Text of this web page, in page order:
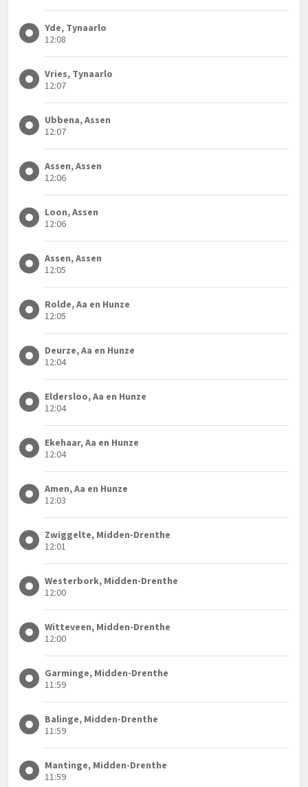
Yde, Tynaarlo
12:08
Vries, Tynaarlo
12:07
Ubbena, Assen
12:07
Assen, Assen
12:06
Loon, Assen
12:06
Assen, Assen
12:05
Rolde, Aa en Hunze
12:05
Deurze, Aa en Hunze
12:04
Eldersloo, Aa en Hunze
12:04
Ekehaar, Aa en Hunze
12:04
Amen, Aa en Hunze
12:03
Zwiggelte, Midden-Drenthe
12:01
Westerbork, Midden-Drenthe
12:00
Witteveen, Midden-Drenthe
12:00
Garminge, Midden-Drenthe
11:59
Balinge, Midden-Drenthe
11:59
Mantinge, Midden-Drenthe
11:59